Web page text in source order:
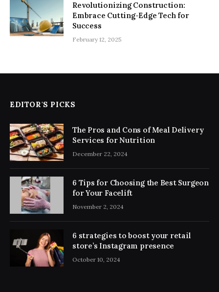
Revolutionizing Construction:
Embrace Cutting-Edge Tech for
Success
February 12, 2025
EDITOR'S PICKS
The Pros and Cons of Meal Delivery
Services for Nutrition
December 22, 2024
6 Tips for Choosing the Best Surgeon
for Your Facelift
November 2, 2024
6 strategies to boost your retail
store’s Instagram presence
October 10, 2024